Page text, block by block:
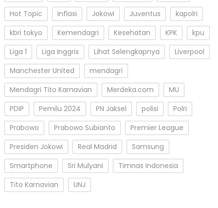
Hot Topic
inflasi Jokowi Juventus
kapolri
kbri tokyo
Kemendagri Kesehatan KPK
kpu
Liga 1
Liga Inggris Lihat Selengkapnya
Liverpool
Manchester United
mendagri
Mendagri Tito Karnavian
Merdeka.com
MU
PDIP
Pemilu 2024 PN Jaksel polisi
Polri
Prabowo
Prabowo Subianto
Premier League
Presiden Jokowi
Real Madrid
Samsung
Smartphone
Sri Mulyani
Timnas Indonesia
Tito Karnavian
UNJ